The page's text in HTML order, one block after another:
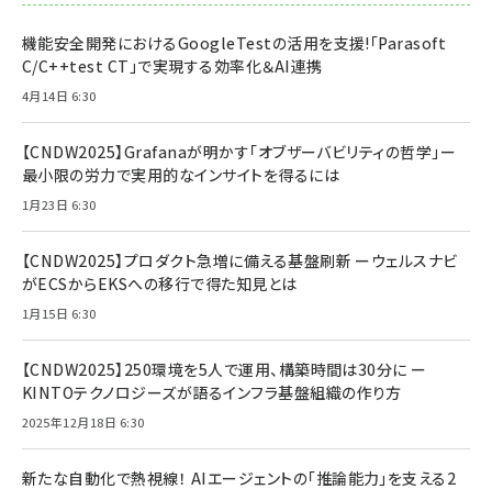
機能安全開発におけるGoogleTestの活用を支援!「Parasoft
C/C++test CT」で実現する効率化＆AI連携
4月14日 6:30
【CNDW2025】Grafanaが明かす「オブザーバビリティの哲学」ー
最小限の労力で実用的なインサイトを得るには
1月23日 6:30
【CNDW2025】プロダクト急増に備える基盤刷新 ーウェルスナビ
がECSからEKSへの移行で得た知見とは
1月15日 6:30
【CNDW2025】250環境を5人で運用、構築時間は30分に ー
KINTOテクノロジーズが語るインフラ基盤組織の作り方
2025年12月18日 6:30
新たな自動化で熱視線！ AIエージェントの「推論能力」を支える2